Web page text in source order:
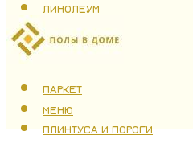
ЛИНОЛЕУМ
ТЕПЛЫЙ ПОЛ
ПАРКЕТ
ПЛИНТУСА И ПОРОГИ
МЕНЮ